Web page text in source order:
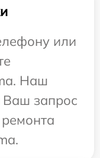
или
Наш
Ваш запрос